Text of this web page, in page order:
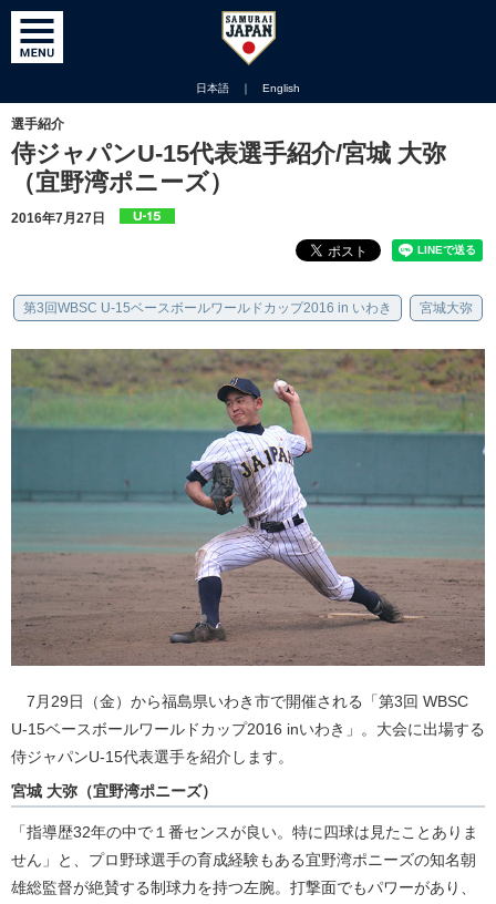
日本語 ｜ English
選手紹介
侍ジャパンU-15代表選手紹介/宮城 大弥
（宜野湾ポニーズ）
2016年7月27日
第3回WBSC U-15ベースボールワールドカップ2016 in いわき 宮城大弥
7月29日（金）から福島県いわき市で開催される「第3回 WBSC
U-15ベースボールワールドカップ2016 inいわき」。大会に出場する
侍ジャパンU-15代表選手を紹介します。
宮城 大弥（宜野湾ポニーズ）
「指導歴32年の中で１番センスが良い。特に四球は見たことありま
せん」と、プロ野球選手の育成経験もある宜野湾ポニーズの知名朝
雄総監督が絶賛する制球力を持つ左腕。打撃面でもパワーがあり、